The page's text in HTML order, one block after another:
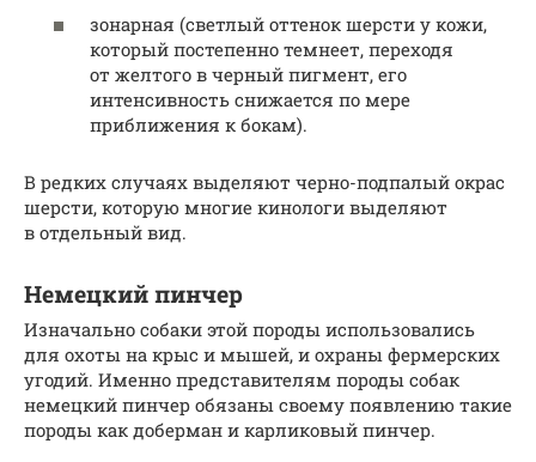
зонарная (светлый оттенок шерсти у кожи,
который постепенно темнеет, переходя
от желтого в черный пигмент, его
интенсивность снижается по мере
приближения к бокам).
В редких случаях выделяют черно-подпалый окрас
шерсти, которую многие кинологи выделяют
в отдельный вид.
Немецкий пинчер
Изначально собаки этой породы использовались
для охоты на крыс и мышей, и охраны фермерских
угодий. Именно представителям породы собак
немецкий пинчер обязаны своему появлению такие
породы как доберман и карликовый пинчер.